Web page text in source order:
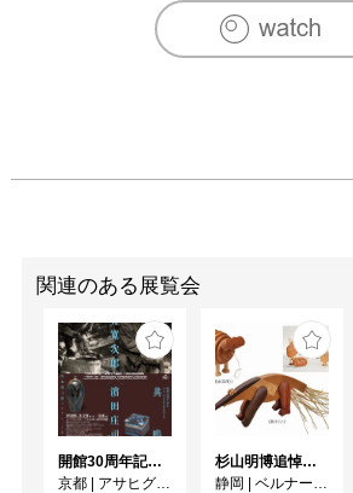
関連のある展覧会
開館30周年記念 山本爲三郎・河井寬次郎没後60年記念 「共鳴 河井寬次郎 × 濱田庄司 ー山本爲三郎コレクションより」
京都 | アサヒグループ大山崎山荘美術館
杉山明博追悼展 木とわたし―木工の妙技と美術教育
静岡 | ベルナール・ビュフェ美術館